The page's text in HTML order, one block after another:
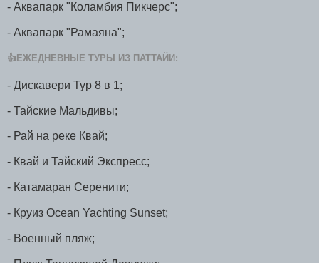
- Аквапарк "Коламбия Пикчерс";
- Аквапарк "Рамаяна";
👍ЕЖЕДНЕВНЫЕ ТУРЫ ИЗ ПАТТАЙИ:
- Дискавери Тур 8 в 1;
- Тайские Мальдивы;
- Рай на реке Квай;
- Квай и Тайский Экспресс;
- Катамаран Серенити;
- Круиз Ocean Yachting Sunset;
- Военный пляж;